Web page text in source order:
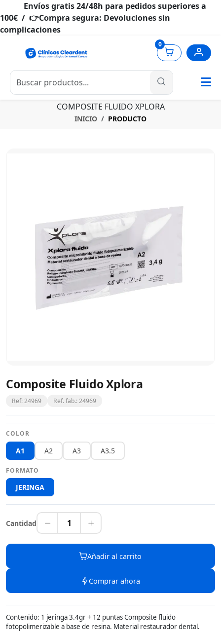
Envíos gratis 24/48h para pedidos superiores a
100€ / 👉Compra segura: Devoluciones sin
complicaciones
0
COMPOSITE FLUIDO XPLORA
INICIO PRODUCTO
Composite Fluido Xplora
Ref: 24969 Ref. fab.: 24969
COLOR
A1 A2 A3 A3.5
FORMATO
JERINGA
Cantidad 1
Añadir al carrito
Comprar ahora
Contenido: 1 jeringa 3.4gr + 12 puntas Composite fluido
fotopolimerizable a base de resina. Material restaurador dental.